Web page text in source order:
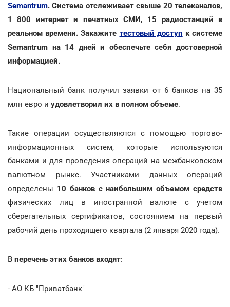
Semantrum. Система отслеживает свыше 20 телеканалов,
1 800 интернет и печатных СМИ, 15 радиостанций в
реальном времени. Закажите тестовый доступ к системе
Semantrum на 14 дней и обеспечьте себя достоверной
информацией.
Национальный банк получил заявки от 6 банков на 35
млн евро и удовлетворил их в полном объеме.
Такие операции осуществляются с помощью торгово-
информационных систем, которые используются
банками и для проведения операций на межбанковском
валютном рынке. Участниками данных операций
определены 10 банков с наибольшим объемом средств
физических лиц в иностранной валюте с учетом
сберегательных сертификатов, состоянием на первый
рабочий день проходящего квартала (2 января 2020 года).
В перечень этих банков входят:
- АО КБ "Приватбанк"